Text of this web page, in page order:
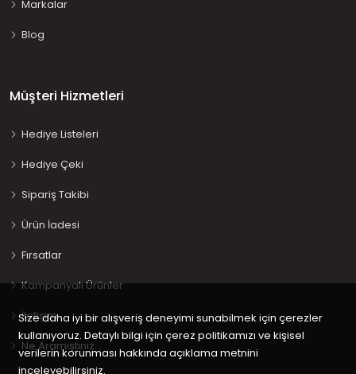
Markalar
Blog
Müşteri Hizmetleri
Hediye Listeleri
Hediye Çeki
Sipariş Takibi
Ürün İadesi
Fırsatlar
Kampanyalı Ürünler
İletişim
Ne Aramıştınız…
Size daha iyi bir alışveriş deneyimi sunabilmek için çerezler
kullanıyoruz. Detaylı bilgi için çerez politikamızı ve kişisel
verilerin korunması hakkında açıklama metnini
inceleyebilirsiniz.